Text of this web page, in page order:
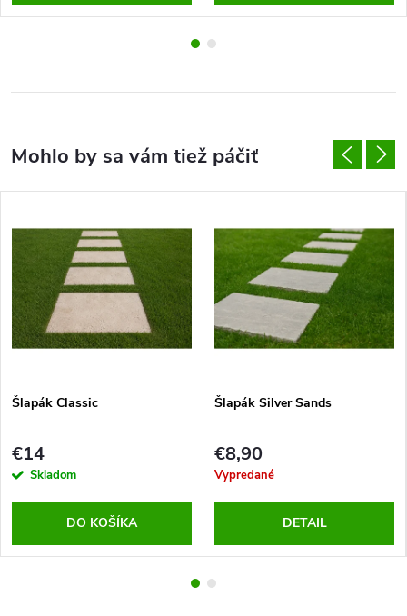
Šlapák Classic
€14
Skladom
DO KOŠÍKA
Šlapák Silver Sands
€8,90
Vypredané
DETAIL